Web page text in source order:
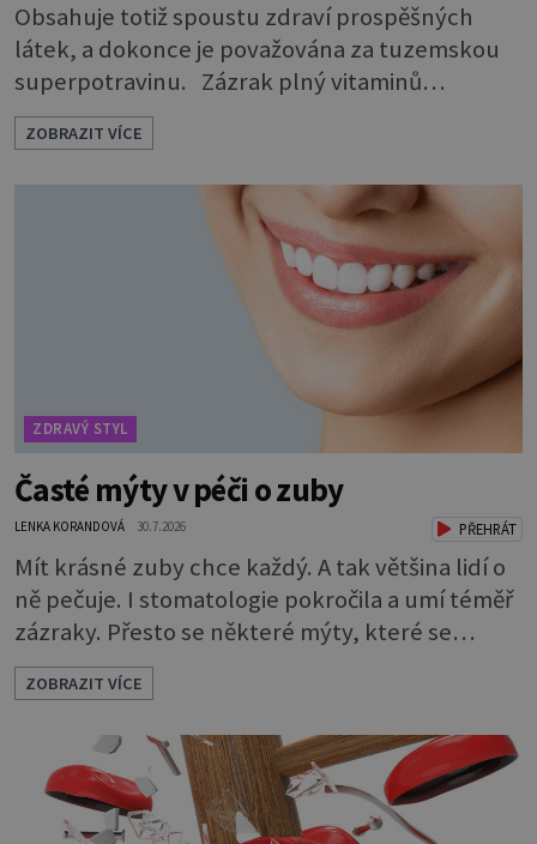
Obsahuje totiž spoustu zdraví prospěšných
látek, a dokonce je považována za tuzemskou
superpotravinu. Zázrak plný vitaminů
V petrželi najdete vitaminy B1, B2, B3, B6,
provitamin A, vitamin E a velké množství
vitamínu C (nejvíce ho má nať, dokonce třikrát
více než pomeranč, v kořeni je také, ale je ho
desetkrát méně), a kyselinu listovou. Ale to
není všechno. Obsahuje také důležité
ZOBRAZIT VÍCE
ZDRAVÝ STYL
Časté mýty v péči o zuby
LENKA KORANDOVÁ 30.7.2026 PŘEHRÁT
Mít krásné zuby chce každý. A tak většina lidí o
ně pečuje. I stomatologie pokročila a umí téměř
zázraky. Přesto se některé mýty, které se
tradují, nedaří vyvrátit. Které? Večer místo
čištění snězte jablko Jedna z nejoblíbenějších
pověr už z časů našich babiček, kterou se
rozhodně nevyplatí praktikovat. Jablko
opravdu zuby nevyčistí. Obsahuje sacharidy,
které bakterie v ústech pře
ZOBRAZIT VÍCE